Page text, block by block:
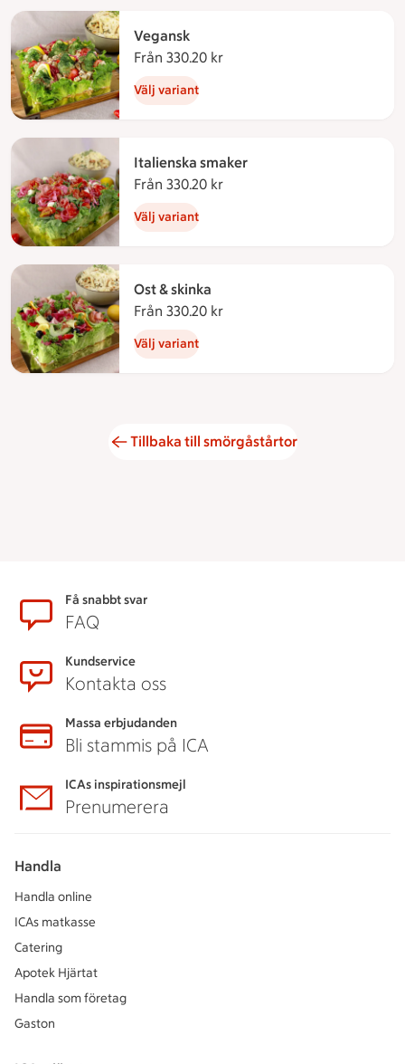
Vegansk
Från 330.20 kr
Välj variant
Italienska smaker
Från 330.20 kr
Välj variant
Ost & skinka
Från 330.20 kr
Välj variant
Tillbaka till smörgåstårtor
SidfotFå snabbt svar
FAQ
Kundservice
Kontakta oss
Massa erbjudanden
Bli stammis på ICA
ICAs inspirationsmejl
Prenumerera
Handla
Handla online
ICAs matkasse
Catering
Apotek Hjärtat
Handla som företag
Gaston